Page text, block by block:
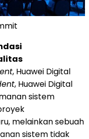
, Huawei Digital
, Huawei Digital
sistem
melainkan sebuah
sistem tidak